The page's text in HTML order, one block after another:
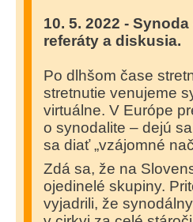
10. 5. 2022 -
referáty a diskusia.
Po dlhšom čase
stretnutie venujeme
virtuálne. V Európe
o synodalite – dejú
sa diať „vzájomné
Zdá sa, že na
ojedinelé skupiny.
vyjadrili, že